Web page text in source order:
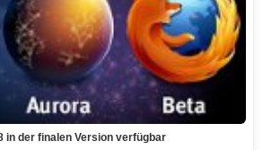
in der finalen Version verfügbar